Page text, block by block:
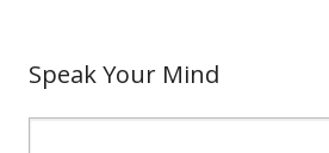
Speak Your Mind